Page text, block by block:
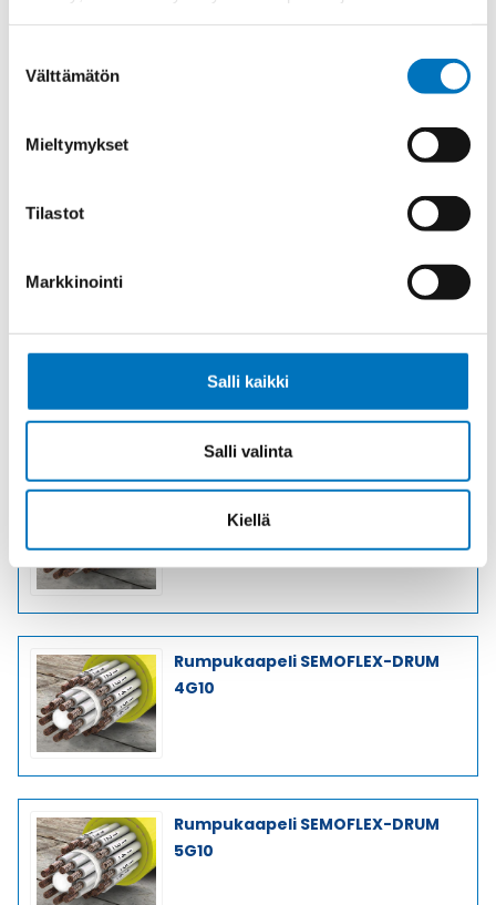
valinta
Välttämätön
Mieltymykset
Tilastot
Markkinointi
Salli kaikki
Salli valinta
Kiellä
Rumpukaapeli SEMOFLEX-DRUM
Rumpukaapeli SEMOFLEX-DRUM
Rumpukaapeli SEMOFLEX-DRUM
Rumpukaapeli SEMOFLEX-DRUM
4G10
Rumpukaapeli SEMOFLEX-DRUM
5G10